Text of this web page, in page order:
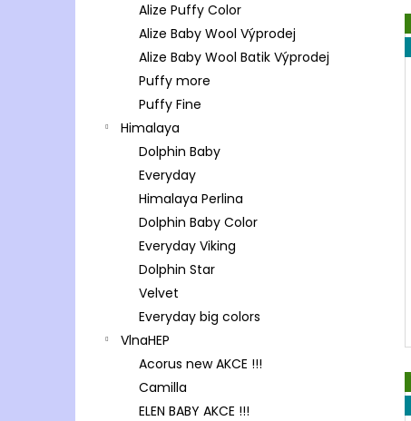
Alize Puffy Color
Alize Baby Wool Výprodej
Alize Baby Wool Batik Výprodej
Puffy more
Puffy Fine
Himalaya
Dolphin Baby
Everyday
Himalaya Perlina
Dolphin Baby Color
Everyday Viking
Dolphin Star
Velvet
Everyday big colors
VlnaHEP
Acorus new AKCE !!!
Camilla
ELEN BABY AKCE !!!